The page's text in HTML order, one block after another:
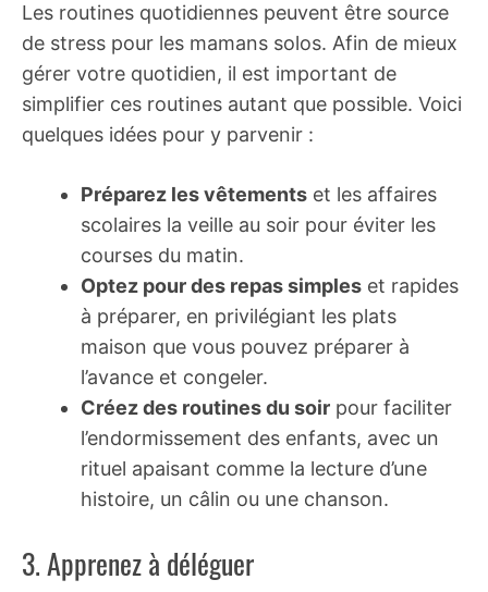
Les routines quotidiennes peuvent être source
de stress pour les mamans solos. Afin de mieux
gérer votre quotidien, il est important de
simplifier ces routines autant que possible. Voici
quelques idées pour y parvenir :
Préparez les vêtements et les affaires
scolaires la veille au soir pour éviter les
courses du matin.
Optez pour des repas simples et rapides
à préparer, en privilégiant les plats
maison que vous pouvez préparer à
l’avance et congeler.
Créez des routines du soir pour faciliter
l’endormissement des enfants, avec un
rituel apaisant comme la lecture d’une
histoire, un câlin ou une chanson.
3. Apprenez à déléguer